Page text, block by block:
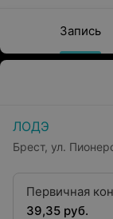
Запись
ЛОДЭ
Брест, ул.
Первичная
39,35 руб.